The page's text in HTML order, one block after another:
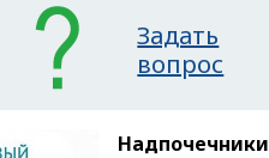
Задать
вопрос
Надпочечники